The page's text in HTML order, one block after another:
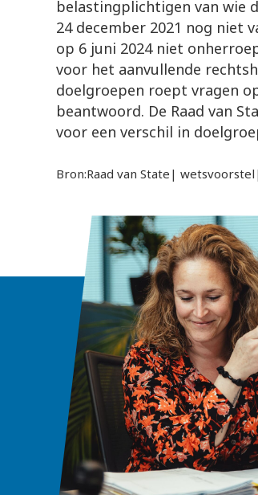
belastingplichtigen van wie
24 december 2021 nog niet
op 6 juni 2024 niet
voor het aanvullende
doelgroepen roept vragen
beantwoord. De Raad van
voor een verschil in
Bron:Raad van State|